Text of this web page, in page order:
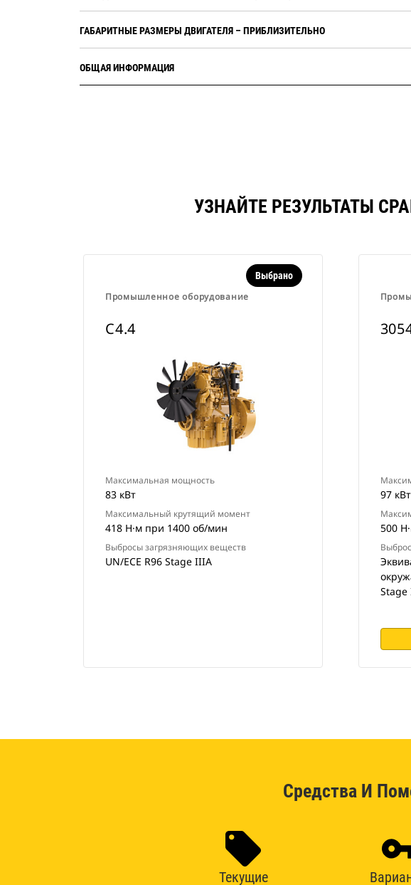
ГАБАРИТНЫЕ РАЗМЕРЫ ДВИГАТЕЛЯ – ПРИБЛИЗИТЕЛЬНО
ОБЩАЯ ИНФОРМАЦИЯ
УЗНАЙТЕ РЕЗУЛЬТАТЫ
Промышленное оборудование
Выбрано
C4.4
Максимальная мощность
83 кВт
Максимальный крутящий момент
418 Н·м при 1400 об/мин
Выбросы загрязняющих веществ
UN/ECE R96 Stage IIIA
97 кВт
500
Stage
Средства И
Текущие